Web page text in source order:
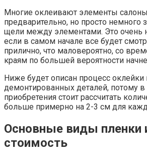
Многие оклеивают элементы
предварительно, но просто немного
щели между элементами. Это очень
если в самом начале все будет
прилично, что маловероятно, со
краям по большей вероятности
Ниже будет описан процесс оклейки
демонтированных деталей, потому в
приобретения стоит рассчитать
больше примерно на 2-3 см для
Основные виды пленки
стоимость